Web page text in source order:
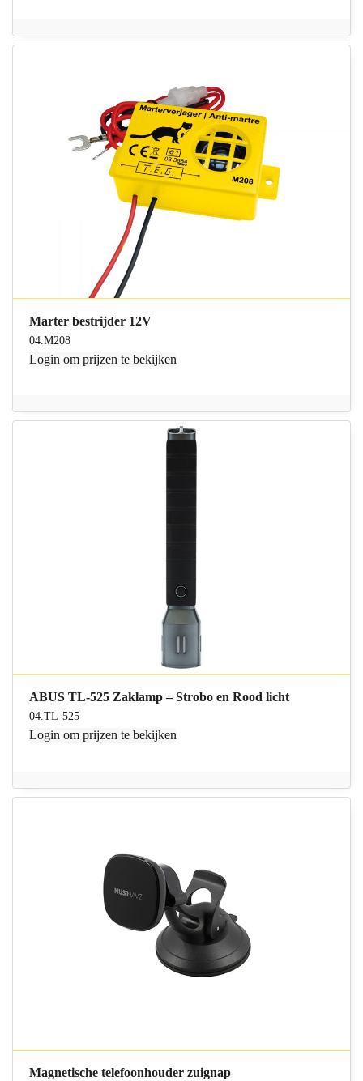
Marter bestrijder 12V
04.M208
Login om prijzen te bekijken
ABUS TL-525 Zaklamp – Strobo en Rood licht
04.TL-525
Login om prijzen te bekijken
Magnetische telefoonhouder zuignap